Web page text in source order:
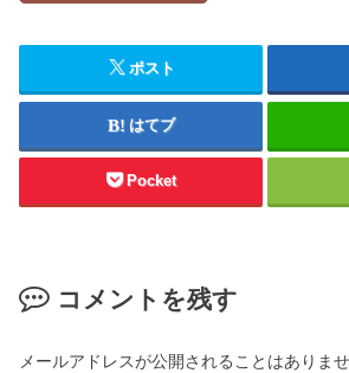
ポスト
はてブ
Pocket
コメントを残す
メールアドレスが公開されることはありませ